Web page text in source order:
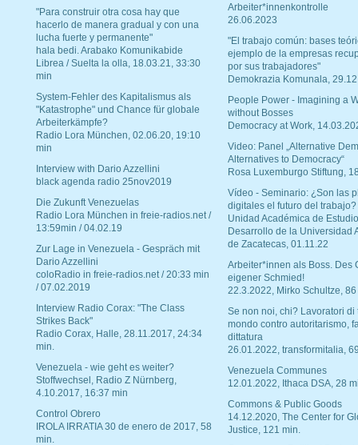
"Para construir otra cosa hay que
hacerlo de manera gradual y con una
lucha fuerte y permanente"
hala bedi. Arabako Komunikabide
Librea / Suelta la olla, 18.03.21, 33:30
min
System-Fehler des Kapitalismus als
"Katastrophe" und Chance für globale
Arbeiterkämpfe?
Radio Lora München, 02.06.20, 19:10
min
Interview with Dario Azzellini
black agenda radio 25nov2019
Die Zukunft Venezuelas
Radio Lora München in freie-radios.net /
13:59min / 04.02.19
Zur Lage in Venezuela - Gespräch mit
Dario Azzellini
coloRadio in freie-radios.net / 20:33 min
/ 07.02.2019
Interview Radio Corax: "The Class
Strikes Back"
Radio Corax, Halle, 28.11.2017, 24:34
min.
Venezuela - wie geht es weiter?
Stoffwechsel, Radio Z Nürnberg,
4.10.2017, 16:37 min
Control Obrero
IROLA IRRATIA 30 de enero de 2017, 58
min.
Arbeiter*innenkontrolle
26.06.2023
"El trabajo común: bases
ejemplo de la empresas
por sus trabajadores"
Demokrazia Komunala,
People Power - Imagining a
without Bosses
Democracy at Work,
Video: Panel „Alternative
Alternatives to Democracy“
Rosa Luxemburgo Stiftung,
Vídeo - Seminario: ¿Son las
digitales el futuro del trabajo?
Unidad Académica de
Desarrollo de la Universidad
de Zacatecas, 01.11.22
Arbeiter*innen als Boss. Des
eigener Schmied!
22.3.2022, Mirko Schultze, 86
Se non noi, chi? Lavoratori di
mondo contro autoritarismo,
dittatura
26.01.2022, transformitalia,
Venezuela Communes
12.01.2022, Ithaca DSA, 28
Commons & Public Goods
14.12.2020, The Center for
Justice, 121 min.